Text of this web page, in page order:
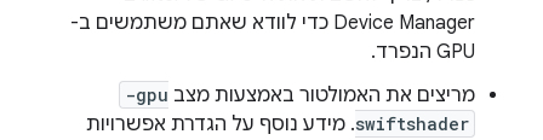
Device Manager כדי לוודא שאתם משתמשים ב-
GPU הנפרד.
מריצים את האמולטור באמצעות מצב -gpu
swiftshader. מידע נוסף על הגדרת אפשרויות